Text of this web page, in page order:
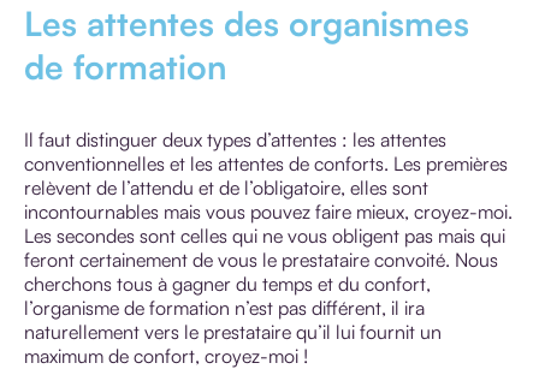
Les attentes des organismes
de formation
Il faut distinguer deux types d’attentes : les attentes
conventionnelles et les attentes de conforts. Les premières
relèvent de l’attendu et de l’obligatoire, elles sont
incontournables mais vous pouvez faire mieux, croyez-moi.
Les secondes sont celles qui ne vous obligent pas mais qui
feront certainement de vous le prestataire convoité. Nous
cherchons tous à gagner du temps et du confort,
l’organisme de formation n’est pas différent, il ira
naturellement vers le prestataire qu’il lui fournit un
maximum de confort, croyez-moi !